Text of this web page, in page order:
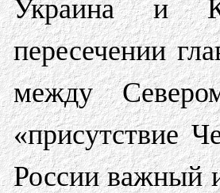
Украина и
пересечении
между
«присутствие
России важный